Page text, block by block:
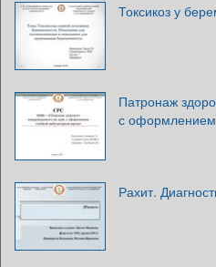
Токсикоз у
Патронаж
с оформлением
Рахит.